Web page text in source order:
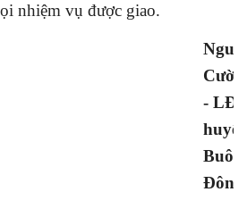
nhiệm vụ được giao.
-
Buôn
Đôn